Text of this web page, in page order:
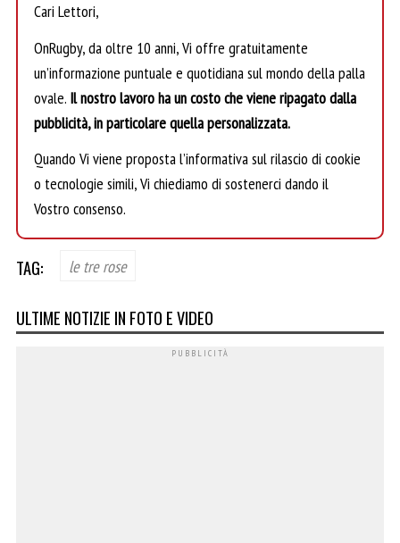
Cari Lettori,
OnRugby, da oltre 10 anni, Vi offre gratuitamente
un’informazione puntuale e quotidiana sul mondo della palla
ovale. Il nostro lavoro ha un costo che viene ripagato dalla
pubblicità, in particolare quella personalizzata.
Quando Vi viene proposta l’informativa sul rilascio di cookie
o tecnologie simili, Vi chiediamo di sostenerci dando il
Vostro consenso.
TAG: le tre rose
ULTIME NOTIZIE IN FOTO E VIDEO